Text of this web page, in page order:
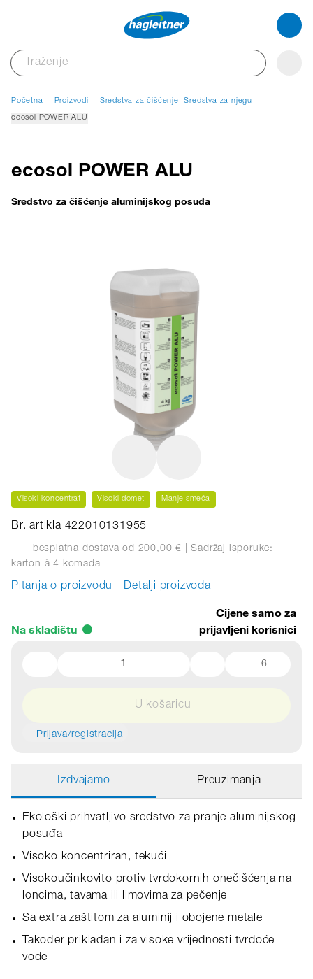
Početna Proizvodi Sredstva za čišćenje, Sredstva za njegu
ecosol POWER ALU
ecosol POWER ALU
Sredstvo za čišćenje aluminijskog posuđa
Visoki koncentrat Visoki domet Manje smeća
Br. artikla 422010131955
besplatna dostava od 200,00 € | Sadržaj isporuke:
karton à 4 komada
Pitanja o proizvodu Detalji proizvoda
Na skladištu
Cijene samo za
prijavljeni korisnici
6
U košaricu
Prijava/registracija
Izdvajamo Preuzimanja
Ekološki prihvatljivo sredstvo za pranje aluminijskog
posuđa
Visoko koncentriran, tekući
Visokoučinkovito protiv tvrdokornih onečišćenja na
loncima, tavama ili limovima za pečenje
Sa extra zaštitom za aluminij i obojene metale
Također prikladan i za visoke vrijednosti tvrdoće
vode